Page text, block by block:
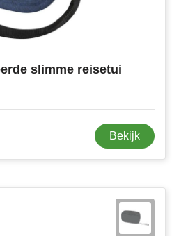
slimme reisetui
Bekijk